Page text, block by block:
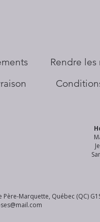
​Rendre
Père-Marquette, Québec (QC)